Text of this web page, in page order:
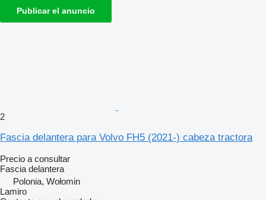
Publicar el anuncio
2
Fascia delantera para Volvo FH5 (2021-) cabeza tractora
Precio a consultar
Fascia delantera
Polonia, Wołomin
Lamiro